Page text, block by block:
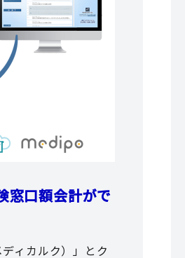
窓口額会計がで
ィカルク）」とク